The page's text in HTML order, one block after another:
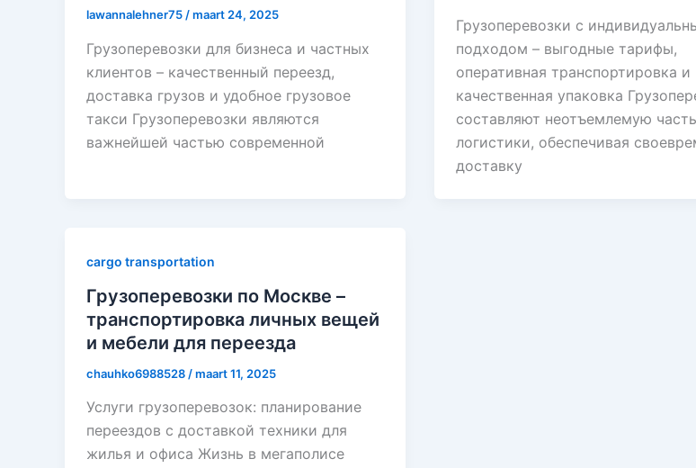
lawannalehner75/maart 24, 2025
Грузоперевозки для бизнеса и частных
клиентов – качественный переезд,
доставка грузов и удобное грузовое
такси Грузоперевозки являются
важнейшей частью современной
Грузоперевозки с
подходом – выгодные тарифы,
оперативная транспортировка и
качественная упаковка
составляют неотъемлемую часть
логистики, обеспечивая
доставку
cargo transportation
Грузоперевозки по Москве –
транспортировка личных вещей
и мебели для переезда
chauhko6988528 /maart 11, 2025
Услуги грузоперевозок: планирование
переездов с доставкой техники для
жилья и офиса Жизнь в мегаполисе